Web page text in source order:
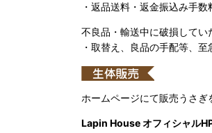
・返品送料・返金振込み手
不良品・輸送中に破損してい
・取替え、良品の手配等、至
ホームページにて販売うさぎ
Lapin House オフィシャル